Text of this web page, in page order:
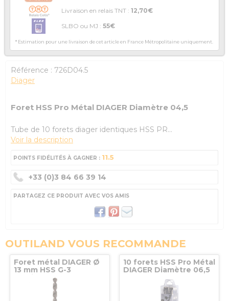
Livraison en relais TNT : 12,70€
SLBO ou MJ : 55€
* Estimation pour une livraison de cet article en France Métropolitaine uniquement.
Référence : 726D04.5
Diager
Foret HSS Pro Métal DIAGER Diamètre 04,5
Tube de 10 forets diager identiques HSS PR...
Voir la description
POINTS FIDÉLITÉS À GAGNER : 11.5
+33 (0)3 84 66 39 14
PARTAGEZ CE PRODUIT AVEC VOS AMIS
OUTILAND VOUS RECOMMANDE
Foret métal DIAGER Ø
13 mm HSS G-3
Multicouche - 702D13
10 forets HSS Pro Métal
DIAGER Diamètre 06,5